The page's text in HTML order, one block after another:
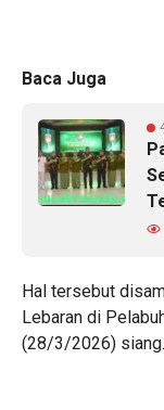
Baca Juga
Hal tersebut
Lebaran di
(28/3/2026) siang.